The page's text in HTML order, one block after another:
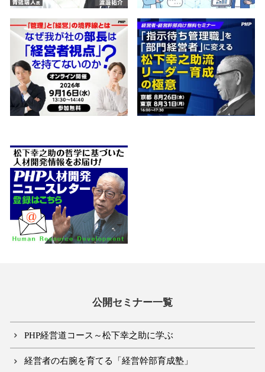
公開セミナー一覧
PHP経営道コース～松下幸之助に学ぶ
経営者の右腕を育てる「経営幹部育成塾」